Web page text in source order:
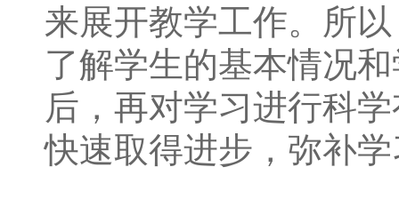
来展开教学工作。所
了解学生的基本情况
后，再对学习进行科
快速取得进步，弥补